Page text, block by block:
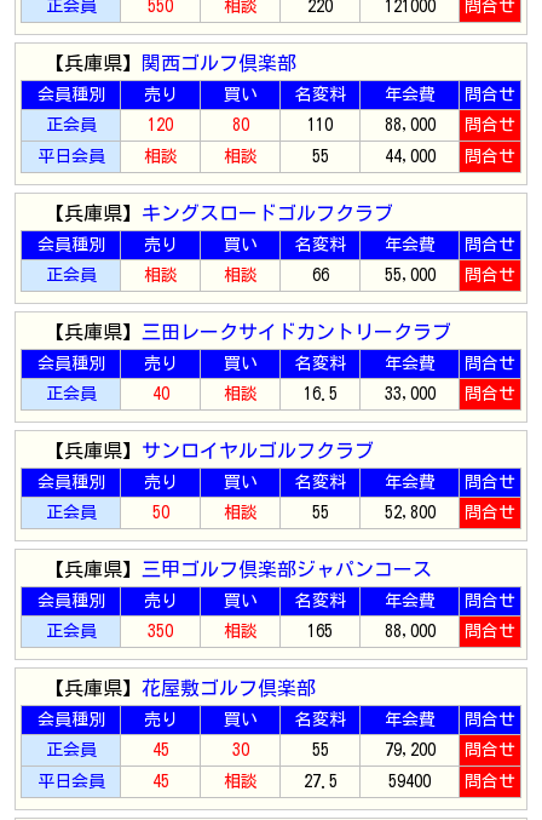
正会員
550 相談 220 121000 問合せ
【兵庫県】 関西ゴルフ倶楽部
会員種別 売り 買い 名変料 年会費
問合せ
正会員
120 80 110 88,000
問合せ
平日会員
相談 相談 55 44,000 問合せ
【兵庫県】 キングスロードゴルフクラブ
会員種別 売り 買い 名変料 年会費
問合せ
正会員
相談 相談 66 55,000 問合せ
【兵庫県】 三田レークサイドカントリークラブ
会員種別 売り 買い 名変料 年会費
問合せ
正会員
40 相談 16.5 33,000 問合せ
【兵庫県】 サンロイヤルゴルフクラブ
会員種別 売り 買い 名変料 年会費
問合せ
正会員
50 相談 55 52,800 問合せ
【兵庫県】 三甲ゴルフ倶楽部ジャパンコース
会員種別 売り 買い 名変料 年会費
問合せ
正会員
350 相談 165 88,000 問合せ
【兵庫県】 花屋敷ゴルフ倶楽部
会員種別 売り 買い 名変料 年会費
問合せ
正会員
45 30 55 79,200
問合せ
平日会員
45 相談 27.5 59400 問合せ